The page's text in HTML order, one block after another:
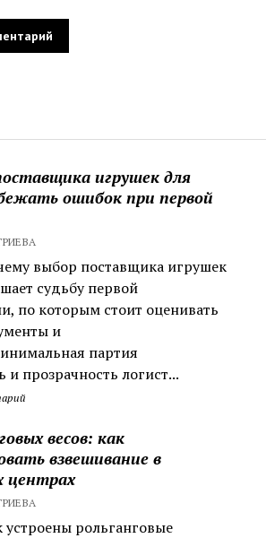
игрушек для
ошибок при первой
выбор поставщика игрушек
судьбу первой
по которым стоит оценивать
и
партия
и прозрачность логист...
весов: как
взвешивание в
центрах
рольганговые